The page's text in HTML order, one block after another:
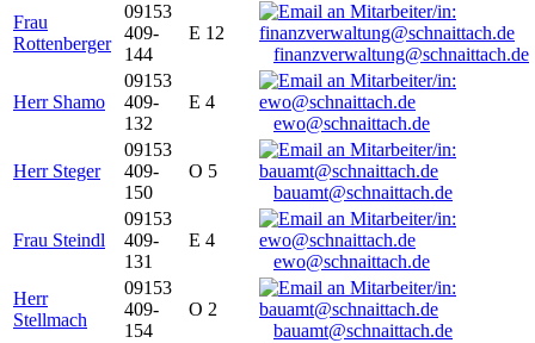
Frau
Rottenberger
09153
409-
144
E 12
finanzverwaltung@schnaittach.de
Herr Shamo
09153
409-
132
E 4
ewo@schnaittach.de
Herr Steger
09153
409-
150
O 5
bauamt@schnaittach.de
Frau Steindl
09153
409-
131
E 4
ewo@schnaittach.de
Herr
Stellmach
09153
409-
154
O 2
bauamt@schnaittach.de